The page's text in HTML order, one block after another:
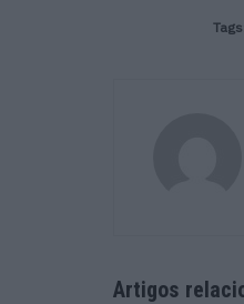
Tags:
Artigos